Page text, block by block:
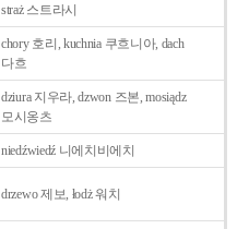
straż 스트라시
chory 호리, kuchnia 쿠흐니아, dach
다흐
dziura 지우라, dzwon 즈본, mosiądz
모시옹츠
niedźwiedź 니에치비에치
drzewo 제보, łodż 워치